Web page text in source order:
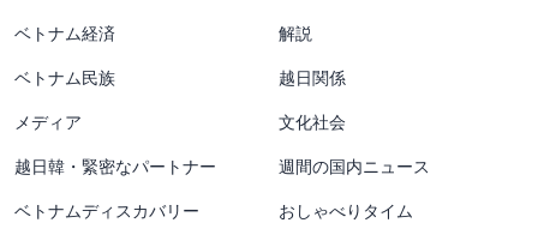
ベトナム経済 解説
ベトナム民族 越日関係
メディア 文化社会
越日韓・緊密なパートナー 週間の国内ニュース
ベトナムディスカバリー おしゃべりタイム